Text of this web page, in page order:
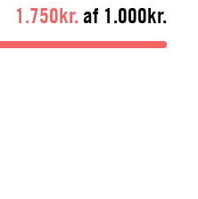
1.750kr. af 1.000kr.